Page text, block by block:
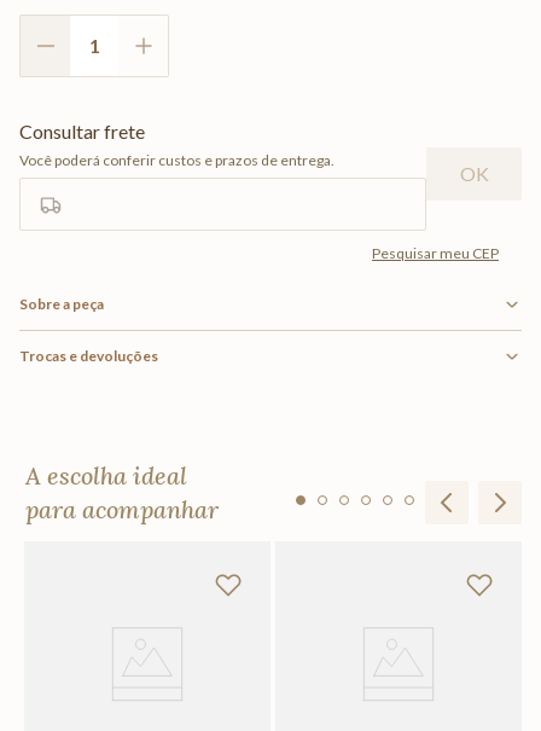
Sobre a peça
Trocas e devoluções
A escolha ideal
para acompanhar